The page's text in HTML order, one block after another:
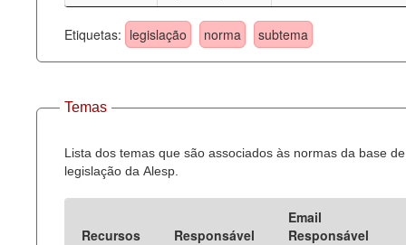
Etiquetas: legislação norma subtema
Temas
Lista dos temas que são associados às normas da base de
legislação da Alesp.
Recursos Responsável
Email
Responsável